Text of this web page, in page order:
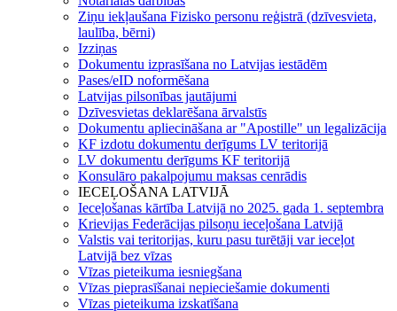
Ziņu iekļaušana Fizisko personu reģistrā (dzīvesvieta,
laulība, bērni)
Izziņas
Dokumentu izprasīšana no Latvijas iestādēm
Pases/eID noformēšana
Latvijas pilsonības jautājumi
Dzīvesvietas deklarēšana ārvalstīs
Dokumentu apliecināšana ar "Apostille" un legalizācija
KF izdotu dokumentu derīgums LV teritorijā
LV dokumentu derīgums KF teritorijā
Konsulāro pakalpojumu maksas cenrādis
IECEĻOŠANA LATVIJĀ
Ieceļošanas kārtība Latvijā no 2025. gada 1. septembra
Krievijas Federācijas pilsoņu ieceļošana Latvijā
Valstis vai teritorijas, kuru pasu turētāji var ieceļot
Latvijā bez vīzas
Vīzas pieteikuma iesniegšana
Vīzas pieprasīšanai nepieciešamie dokumenti
Vīzas pieteikuma izskatīšana